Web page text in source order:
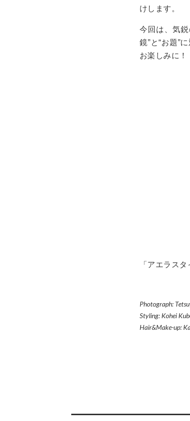
けします。
今回は、気
鏡”と“お題”
お楽しみに！
「アエラス
Photograph:
Styling: Kohei
Hair&Make-up: